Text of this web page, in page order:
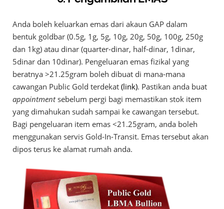
Anda boleh keluarkan emas dari akaun GAP dalam
bentuk goldbar (0.5g, 1g, 5g, 10g, 20g, 50g, 100g, 250g
dan 1kg) atau dinar (quarter-dinar, half-dinar, 1dinar,
5dinar dan 10dinar). Pengeluaran emas fizikal yang
beratnya >21.25gram boleh dibuat di mana-mana
cawangan Public Gold terdekat (link). Pastikan anda buat
appointmentsebelum pergi bagi memastikan stok item
yang dimahukan sudah sampai ke cawangan tersebut.
Bagi pengeluaran item emas <21.25gram, anda boleh
menggunakan servis Gold-In-Transit. Emas tersebut akan
dipos terus ke alamat rumah anda.